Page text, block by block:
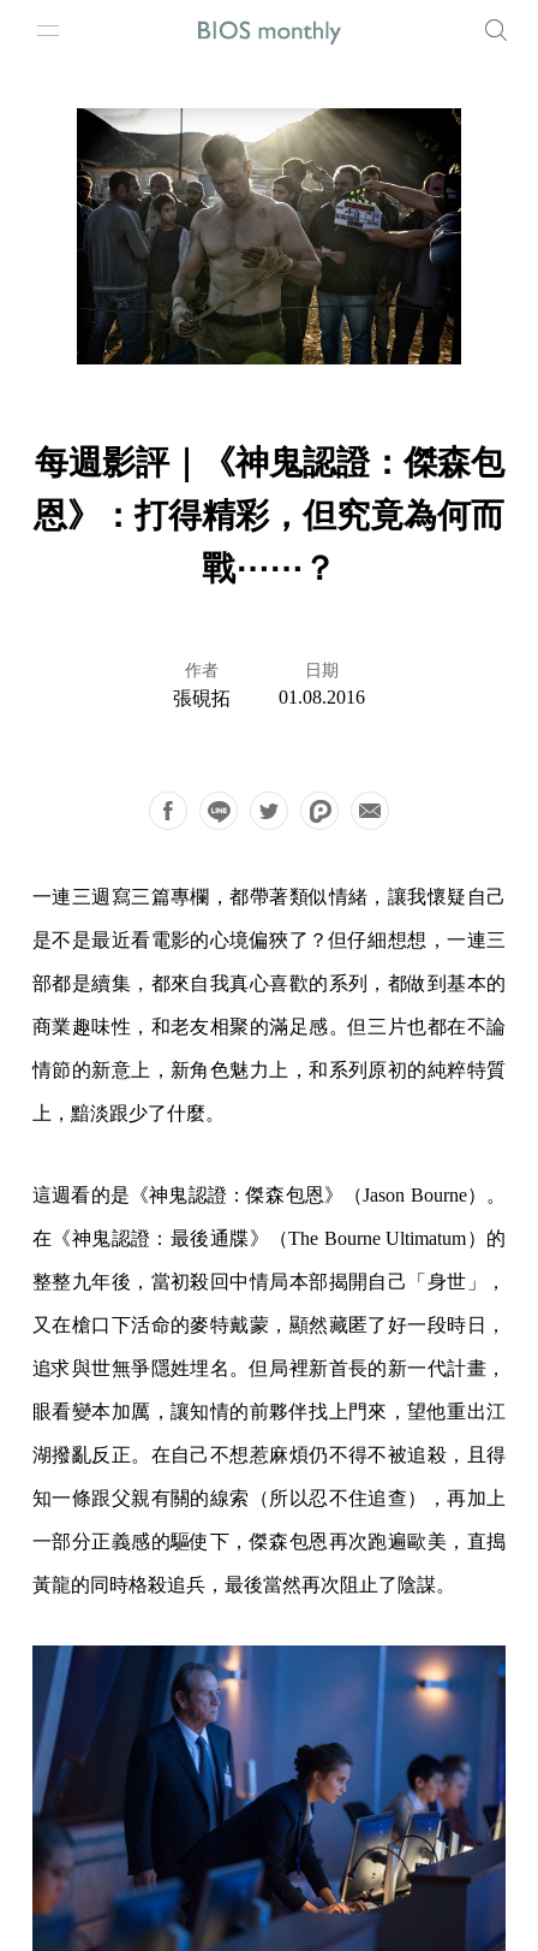
每週影評｜《神鬼認證：傑森包
恩》：打得精彩，但究竟為何而
戰⋯⋯？
作者
張硯拓
日期
01.08.2016
一連三週寫三篇專欄，都帶著類似情緒，讓我懷疑自己
是不是最近看電影的心境偏狹了？但仔細想想，一連三
部都是續集，都來自我真心喜歡的系列，都做到基本的
商業趣味性，和老友相聚的滿足感。但三片也都在不論
情節的新意上，新角色魅力上，和系列原初的純粹特質
上，黯淡跟少了什麼。
這週看的是《神鬼認證：傑森包恩》（Jason Bourne）。
在《神鬼認證：最後通牒》（The Bourne Ultimatum）的
整整九年後，當初殺回中情局本部揭開自己「身世」，
又在槍口下活命的麥特戴蒙，顯然藏匿了好一段時日，
追求與世無爭隱姓埋名。但局裡新首長的新一代計畫，
眼看變本加厲，讓知情的前夥伴找上門來，望他重出江
湖撥亂反正。在自己不想惹麻煩仍不得不被追殺，且得
知一條跟父親有關的線索（所以忍不住追查），再加上
一部分正義感的驅使下，傑森包恩再次跑遍歐美，直搗
黃龍的同時格殺追兵，最後當然再次阻止了陰謀。